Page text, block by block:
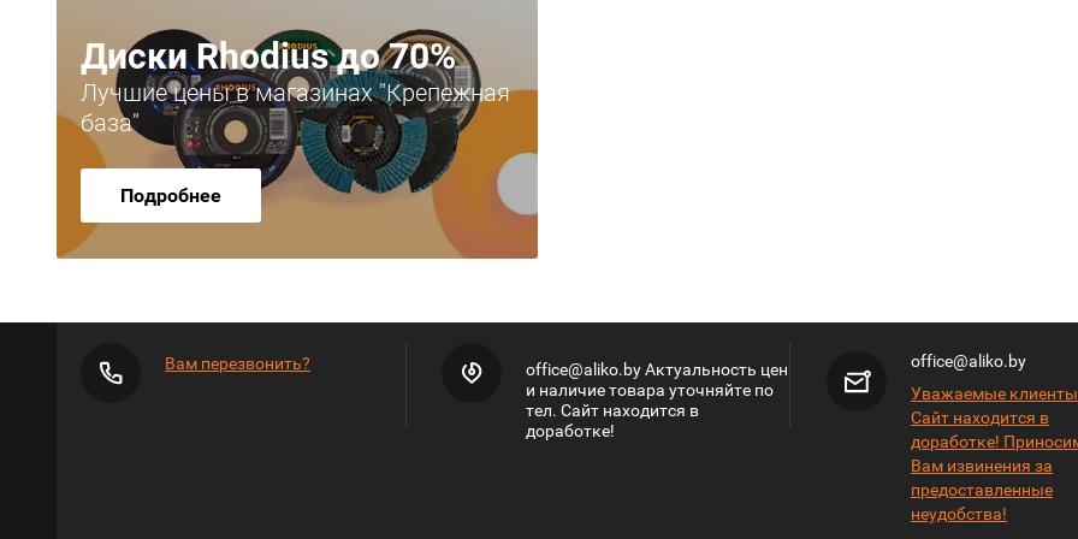
Диски Rhodius до 70%
Лучшие цены в магазинах "Крепежная
база"
Подробнее
Вам перезвонить?
office@aliko.by Актуальность цен
и наличие товара уточняйте по
тел. Сайт находится в
доработке!
office@aliko.by
Уважаемые
Сайт находится в
доработке!
Вам извинения за
предоставленные
неудобства!